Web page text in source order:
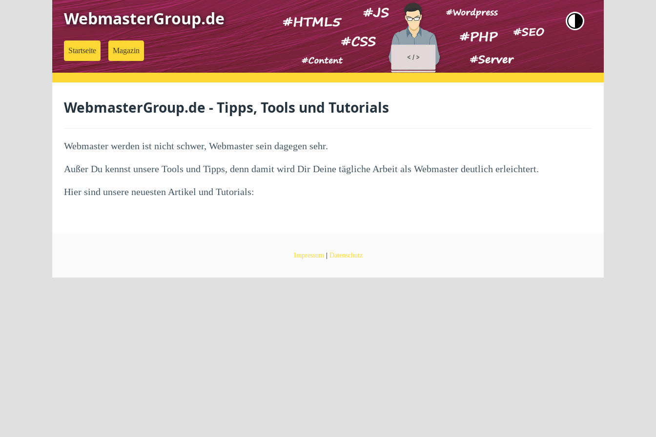
WebmasterGroup.de
Startseite Magazin
WebmasterGroup.de - Tipps, Tools und Tutorials
Webmaster werden ist nicht schwer, Webmaster sein dagegen sehr.
Außer Du kennst unsere Tools und Tipps, denn damit wird Dir Deine tägliche Arbeit als Webmaster deutlich erleichtert.
Hier sind unsere neuesten Artikel und Tutorials:
Impressum | Datenschutz